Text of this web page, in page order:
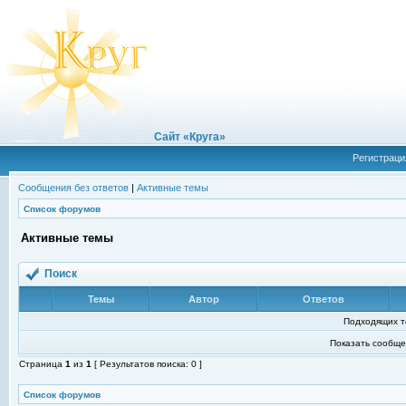
Сайт «Круга»
Сообщения без ответов | Активные темы
Список форумов
Активные темы
Поиск
Темы Автор Ответов
Подходящих
Показать
Страница 1 из 1 [ Результатов поиска: 0 ]
Список форумов